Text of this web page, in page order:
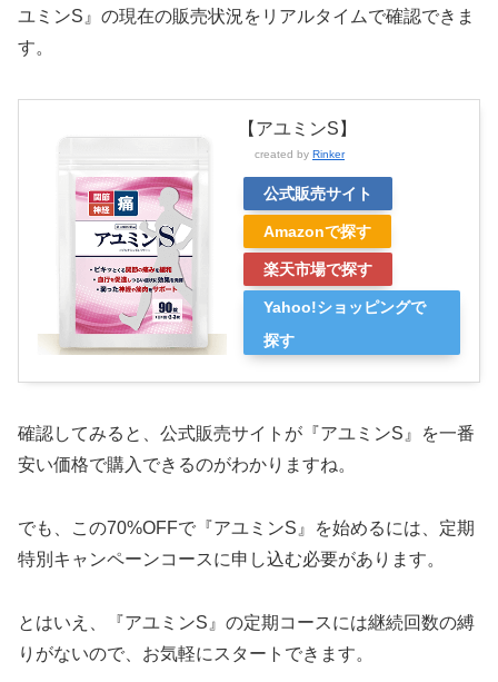
ユミンS』の現在の販売状況をリアルタイムで確認できま
す。
【アユミンS】
created by Rinker
公式販売サイト
Amazonで探す
楽天市場で探す
Yahoo!ショッピングで
探す
確認してみると、公式販売サイトが『アユミンS』を一番
安い価格で購入できるのがわかりますね。
でも、この70%OFFで『アユミンS』を始めるには、定期
特別キャンペーンコースに申し込む必要があります。
とはいえ、『アユミンS』の定期コースには継続回数の縛
りがないので、お気軽にスタートできます。